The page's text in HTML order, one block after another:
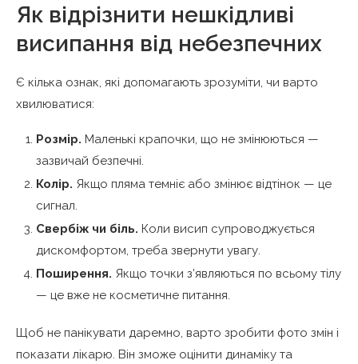
Як відрізнити нешкідливі
висипання від небезпечних
Є кілька ознак, які допомагають зрозуміти, чи варто
хвилюватися:
Розмір. Маленькі крапочки, що не змінюються —
зазвичай безпечні.
Колір. Якщо пляма темніє або змінює відтінок — це
сигнал.
Свербіж чи біль. Коли висип супроводжується
дискомфортом, треба звернути увагу.
Поширення. Якщо точки з’являються по всьому тілу
— це вже не косметичне питання.
Щоб не панікувати даремно, варто зробити фото змін і
показати лікарю. Він зможе оцінити динаміку та